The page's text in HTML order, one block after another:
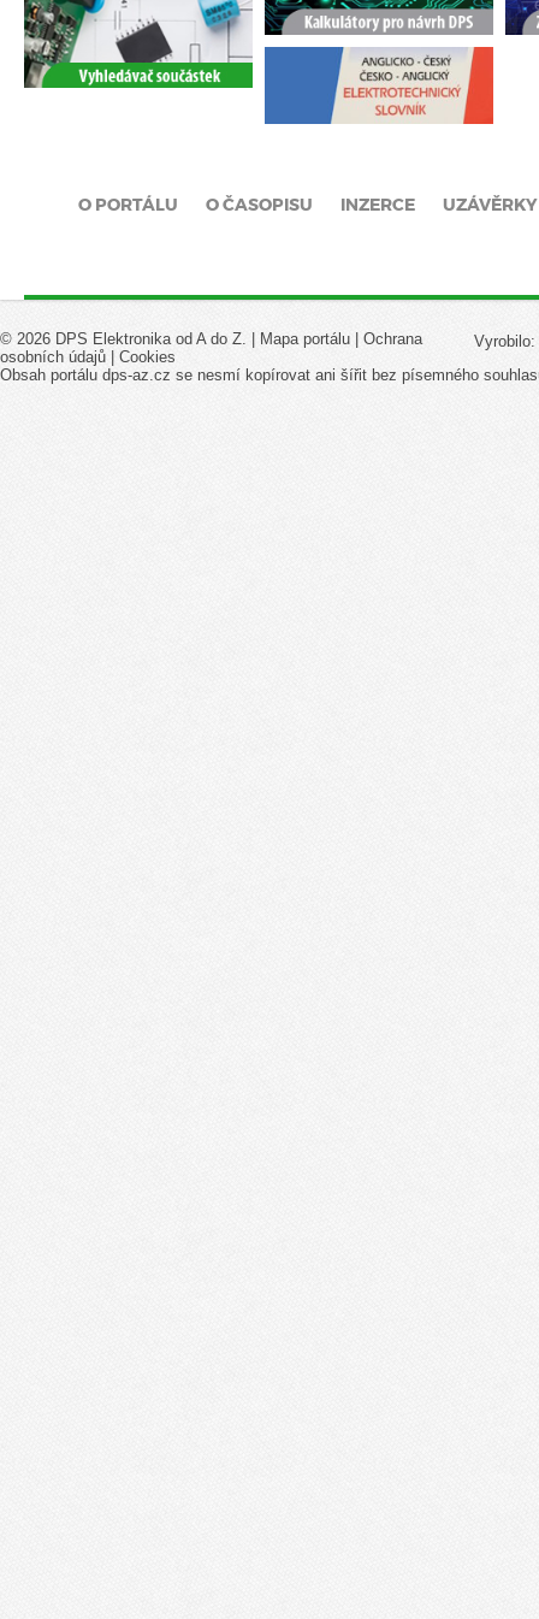
O PORTÁLU O ČASOPISU INZERCE UZÁVĚRKY
Vyrobilo:
© 2026 DPS Elektronika od A do Z. | Mapa portálu
Ochrana
osobních údajů
Cookies
Obsah portálu dps-az.cz se nesmí kopírovat ani šířit bez písemného